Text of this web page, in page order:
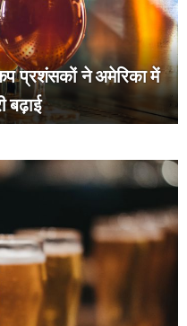
प्रशंसकों ने अमेरिका में
बढ़ाई